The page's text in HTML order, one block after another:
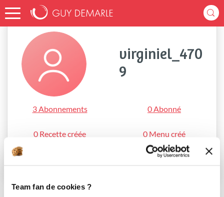
Team fan de cookies ?
Accueil virginiel_4709
virginiel_470
9
3 Abonnements 0 Abonné
0 Recette créée 0 Menu créé